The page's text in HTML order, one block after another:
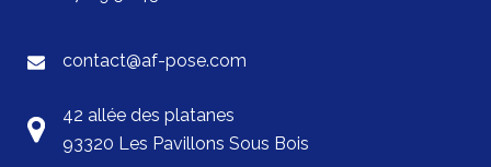
contact@af-pose.com
42 allée des platanes
93320 Les Pavillons Sous Bois